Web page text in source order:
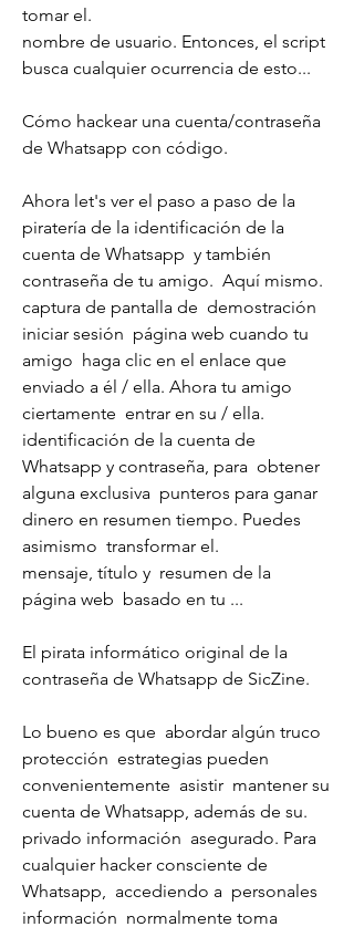
tomar el.
nombre de usuario. Entonces, el script
busca cualquier ocurrencia de esto...
Cómo hackear una cuenta/contraseña
de Whatsapp con código.
Ahora let's ver el paso a paso de la
piratería de la identificación de la
cuenta de Whatsapp  y también
contraseña de tu amigo.  Aquí mismo.
captura de pantalla de  demostración
iniciar sesión  página web cuando tu
amigo  haga clic en el enlace que
enviado a él / ella. Ahora tu amigo
ciertamente  entrar en su / ella.
identificación de la cuenta de
Whatsapp y contraseña, para  obtener
alguna exclusiva  punteros para ganar
dinero en resumen tiempo. Puedes
asimismo  transformar el.
mensaje, título y  resumen de la
página web  basado en tu ...
El pirata informático original de la
contraseña de Whatsapp de SicZine.
Lo bueno es que  abordar algún truco
protección  estrategias pueden
convenientemente  asistir  mantener su
cuenta de Whatsapp, además de su.
privado información  asegurado. Para
cualquier hacker consciente de
Whatsapp,  accediendo a  personales
información  normalmente toma